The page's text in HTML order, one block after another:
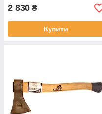
2 830 ₴
Купити